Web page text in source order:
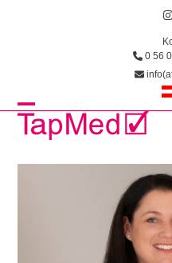
0 56
Open
Close